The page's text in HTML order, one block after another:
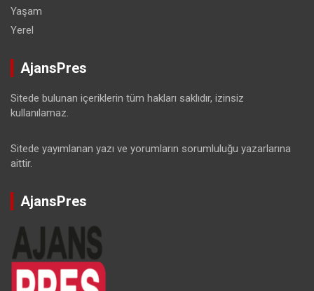
Yaşam
Yerel
AjansPres
Sitede bulunan içeriklerin tüm hakları saklıdır, izinsiz
kullanılamaz.
Sitede yayımlanan yazı ve yorumların sorumluluğu yazarlarına
aittir.
AjansPres